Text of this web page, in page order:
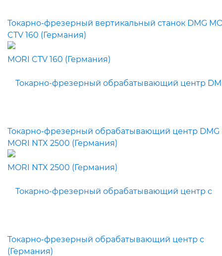
Токарно-фрезерный вертикальный станок DMG
CTV 160 (Германия)
Токарно-фрезерный обрабатывающий центр DMG
MORI NTX 2500 (Германия)
Токарно-фрезерный обрабатывающий центр с
(Германия)